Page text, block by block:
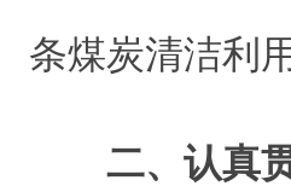
条煤炭清洁利
二、认真